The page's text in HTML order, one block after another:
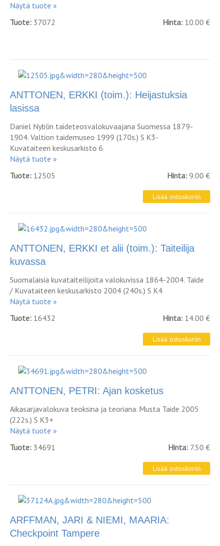
Näytä tuote »
Tuote: 37072 Hinta: 10.00 €
ANTTONEN, ERKKI (toim.): Heijastuksia
lasissa
Daniel Nyblin taideteosvalokuvaajana Suomessa 1879-
1904. Valtion taidemuseo 1999 (170s.) S K3-
Kuvataiteen keskusarkisto 6
Näytä tuote »
Tuote: 12505 Hinta: 9.00 €
ANTTONEN, ERKKI et alii (toim.): Taiteilija
kuvassa
Suomalaisia kuvataiteilijoita valokuvissa 1864-2004. Taide
/ Kuvataiteen keskusarkisto 2004 (240s.) S K4
Näytä tuote »
Tuote: 16432 Hinta: 14.00 €
ANTTONEN, PETRI: Ajan kosketus
Aikasarjavalokuva teoksina ja teoriana. Musta Taide 2005
(222s.) S K3+
Näytä tuote »
Tuote: 34691 Hinta: 7.50 €
ARFFMAN, JARI & NIEMI, MAARIA:
Checkpoint Tampere